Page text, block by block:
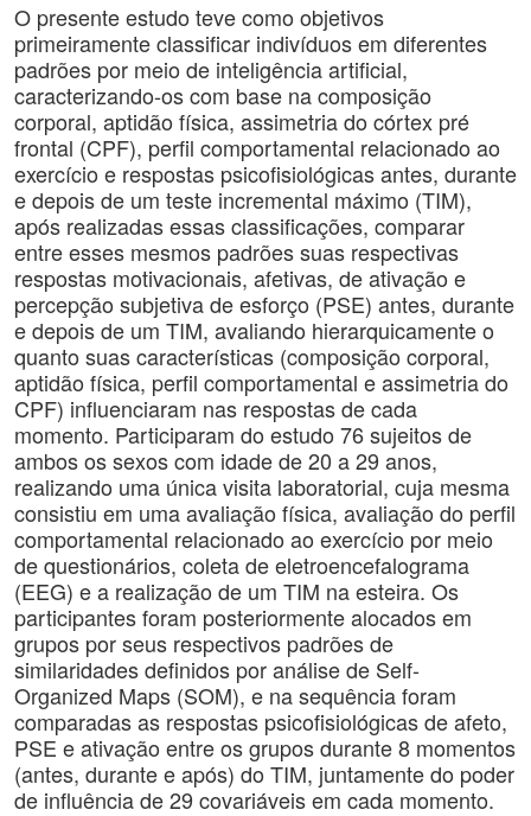
O presente estudo teve como objetivos
primeiramente classificar indivíduos em diferentes
padrões por meio de inteligência artificial,
caracterizando-os com base na composição
corporal, aptidão física, assimetria do córtex pré
frontal (CPF), perfil comportamental relacionado ao
exercício e respostas psicofisiológicas antes, durante
e depois de um teste incremental máximo (TIM),
após realizadas essas classificações, comparar
entre esses mesmos padrões suas respectivas
respostas motivacionais, afetivas, de ativação e
percepção subjetiva de esforço (PSE) antes, durante
e depois de um TIM, avaliando hierarquicamente o
quanto suas características (composição corporal,
aptidão física, perfil comportamental e assimetria do
CPF) influenciaram nas respostas de cada
momento. Participaram do estudo 76 sujeitos de
ambos os sexos com idade de 20 a 29 anos,
realizando uma única visita laboratorial, cuja mesma
consistiu em uma avaliação física, avaliação do perfil
comportamental relacionado ao exercício por meio
de questionários, coleta de eletroencefalograma
(EEG) e a realização de um TIM na esteira. Os
participantes foram posteriormente alocados em
grupos por seus respectivos padrões de
similaridades definidos por análise de Self-
Organized Maps (SOM), e na sequência foram
comparadas as respostas psicofisiológicas de afeto,
PSE e ativação entre os grupos durante 8 momentos
(antes, durante e após) do TIM, juntamente do poder
de influência de 29 covariáveis em cada momento.